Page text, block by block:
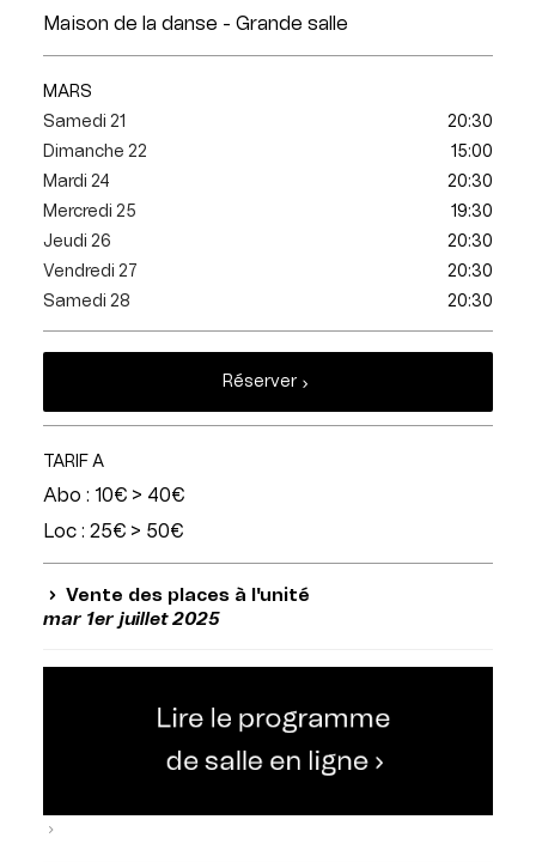
Maison de la danse - Grande salle
MARS
Samedi 21
20:30
Dimanche 22
15:00
Mardi 24
20:30
Mercredi 25
19:30
Jeudi 26
20:30
Vendredi 27
20:30
Samedi 28
20:30
Réserver
TARIF A
Abo : 10€ > 40€
Loc : 25€ > 50€
Vente des places à l'unité
mar 1er juillet 2025